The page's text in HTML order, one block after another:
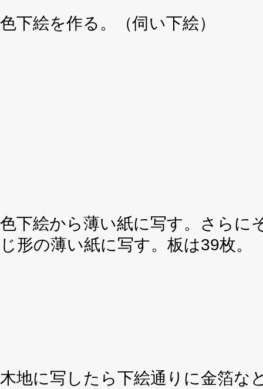
色下絵を作る。（伺い下絵）
色下絵から薄い紙に写す。さらに
じ形の薄い紙に写す。板は39枚。
木地に写したら下絵通りに金箔な